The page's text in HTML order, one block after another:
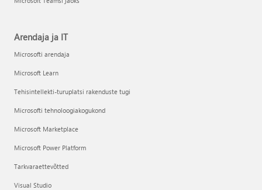
Arendaja ja IT
Microsofti arendaja
Microsoft Learn
Tehisintellekti-turuplatsi rakenduste tugi
Microsofti tehnoloogiakogukond
Microsoft Marketplace
Microsoft Power Platform
Tarkvaraettevõtted
Visual Studio